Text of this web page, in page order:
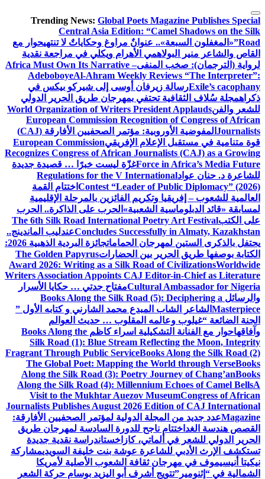
Trending News: Global Poets
Central Asia Edition:
عنوانٌ مراوغ وحكاياتٌ لا تنتهيحوار مع
الأهرام ويكلي في مراجعة نقدية
Africa Must Own Its Narrative –
AdeboboyeAl-Ahram Weekly
أوسى إلى شيركو بيكس في
بمهرجان طريق الحرير الدولي
World Organization of Writers
European Commission
المفوضية الأوروبية: مؤتمر الصحفيين الأفارقة (CAJ)
الإفريقيEuropean Commission
Recognizes Congress of African
غزّة ليست خبرًا … قصيدة جديدة
Regulations for the V
Contest “Leader of اختتام القمة
الفائزين بالمرحلة الإقليمية
الشعبية» الحرب على الذاكرة.. الحرب
The 6th Silk Road International
Concludes عندليب الماندينج..
الحمامات
جائزة البردية الذهبية 2026:
بين الحضاراتThe Golden Papyrus
Award 2026: Writing as a Silk Road
Writers Association Appoints CAJ
مفتاح جدتي … حكايا الأسرار
Books Along the Silk Road
محمد الشارني و كتابه الأول ”
المقلوب … حديث العوالم
اسراء كاظمBooks Along the
Silk Road (1): Blue Stream
Fragrant Through Public Service
The Global Poet: Mapping the
Along the Silk Road (3): Poetry
Along the Silk Road (4):
Visit to the Mukhtar Auezov
Journalists Publishes August 2026
الدولية لمؤتمر الصحفيين الأفارقة:
ناجح للدورة السادسة لمهرجان طريق
كازاخستاندراسة نقدية جديدة
عوشة بنت خليفة السويدي مشاركة
ثقافة الشعوب الأصلية لأمريكا
أشرف أبو اليزيد بوسام حركة الشعر